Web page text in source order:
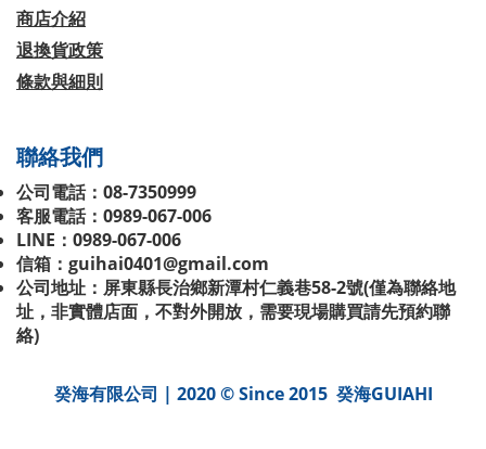
商店介紹
退換貨政策
條款與細則
聯絡我們
公司電話：08-7350999
客服電話：0989-067-006
LINE：0989-067-006
信箱：guihai0401@gmail.com
公司地址：屏東縣長治鄉新潭村仁義巷58-2號(僅為聯絡地
址，非實體店面，不對外開放，需要現場購買請先預約聯
絡)
癸海有限公司 | 2020 © Since 2015 癸海GUIAHI